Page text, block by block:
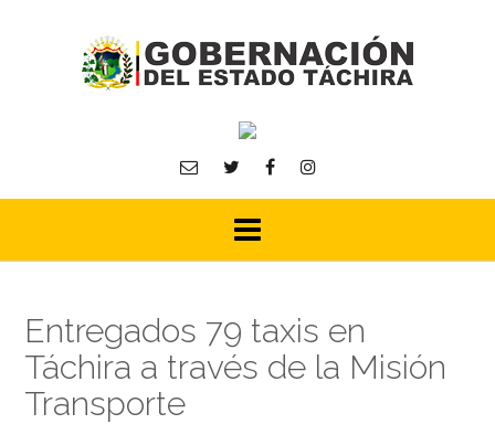
Entregados 79 taxis en
Táchira a través de la Misión
Transporte